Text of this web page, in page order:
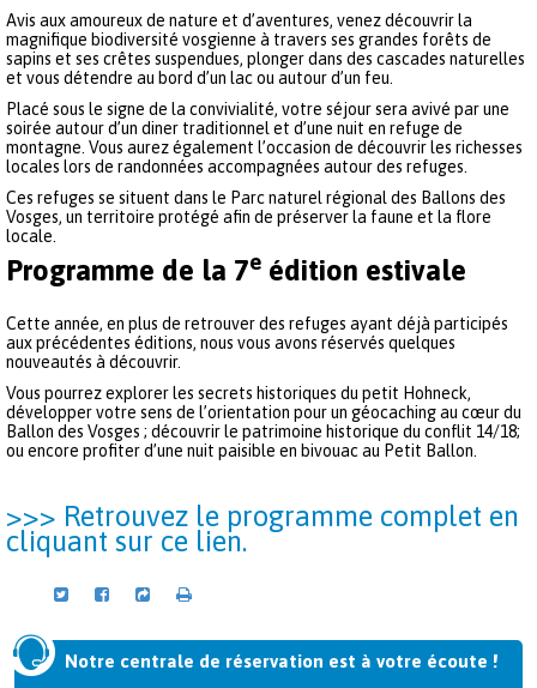
Avis aux amoureux de nature et d’aventures, venez découvrir la
magnifique biodiversité vosgienne à travers ses grandes forêts de
sapins et ses crêtes suspendues, plonger dans des cascades naturelles
et vous détendre au bord d’un lac ou autour d’un feu.
Placé sous le signe de la convivialité, votre séjour sera avivé par une
soirée autour d’un diner traditionnel et d’une nuit en refuge de
montagne. Vous aurez également l’occasion de découvrir les richesses
locales lors de randonnées accompagnées autour des refuges.
Ces refuges se situent dans le Parc naturel régional des Ballons des
Vosges, un territoire protégé afin de préserver la faune et la flore
locale.
Programme de la 7eédition estivale
Cette année, en plus de retrouver des refuges ayant déjà participés
aux précédentes éditions, nous vous avons réservés quelques
nouveautés à découvrir.
Vous pourrez explorer les secrets historiques du petit Hohneck,
développer votre sens de l’orientation pour un géocaching au cœur du
Ballon des Vosges ; découvrir le patrimoine historique du conflit 14/18;
ou encore profiter d’une nuit paisible en bivouac au Petit Ballon.
>>> Retrouvez le programme complet en
cliquant sur ce lien.
Notre centrale de réservation est à votre écoute !